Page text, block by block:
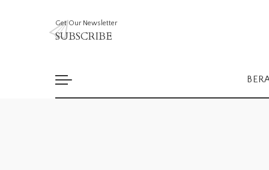
Get Our Newsletter
SUBSCRIBE